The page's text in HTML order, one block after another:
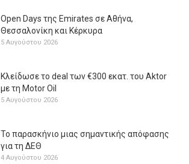
Open Days της Emirates σε Αθήνα,
Θεσσαλονίκη και Κέρκυρα
5 Αυγούστου 2026
Κλείδωσε το deal των €300 εκατ. του Aktor
με τη Μotor Oil
5 Αυγούστου 2026
Το παρασκήνιο μιας σημαντικής απόφασης
για τη ΔΕΘ
4 Αυγούστου 2026